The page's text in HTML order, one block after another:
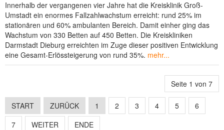
Innerhalb der vergangenen vier Jahre hat die Kreisklinik Groß-
Umstadt ein enormes Fallzahlwachstum erreicht: rund 25% im
stationären und 60% ambulanten Bereich. Damit einher ging das
Wachstum von 330 Betten auf 450 Betten. Die Kreiskliniken
Darmstadt Dieburg erreichten im Zuge dieser positiven Entwicklung
eine Gesamt-Erlössteigerung von rund 35%. mehr...
Seite 1 von 7
START ZURÜCK 1 2 3 4 5
6
7
WEITER ENDE